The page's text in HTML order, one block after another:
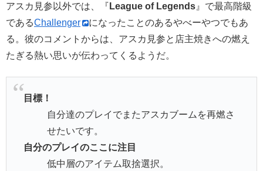
アスカ見参以外では、『 League of Legends 』で最高階級
であるChallenger
になったことのあるやべーやつでもあ
る。彼のコメントからは、アスカ見参と店主焼きへの燃え
たぎる熱い思いが伝わってくるようだ。
目標！
自分達のプレイでまたアスカブームを再燃さ
せたいです。
自分のプレイのここに注目
低中層のアイテム取捨選択。